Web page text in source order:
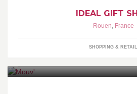
IDEAL GIFT
Rouen, France
SHOPPING & RETAIL